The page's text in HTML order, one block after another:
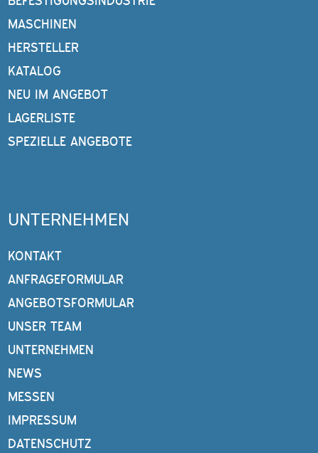
MASCHINEN
HERSTELLER
KATALOG
NEU IM ANGEBOT
LAGERLISTE
SPEZIELLE ANGEBOTE
UNTERNEHMEN
KONTAKT
ANFRAGEFORMULAR
ANGEBOTSFORMULAR
UNSER TEAM
UNTERNEHMEN
NEWS
MESSEN
IMPRESSUM
DATENSCHUTZ